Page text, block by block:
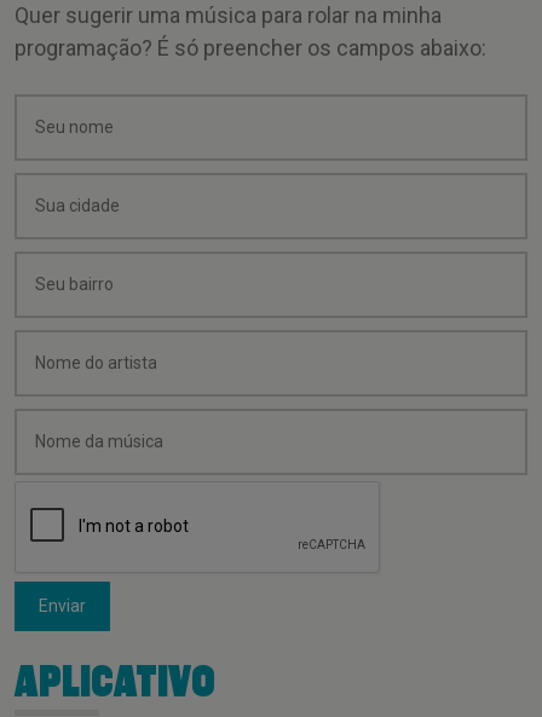
Quer sugerir uma música para rolar na minha
programação? É só preencher os campos abaixo:
Enviar
APLICATIVO